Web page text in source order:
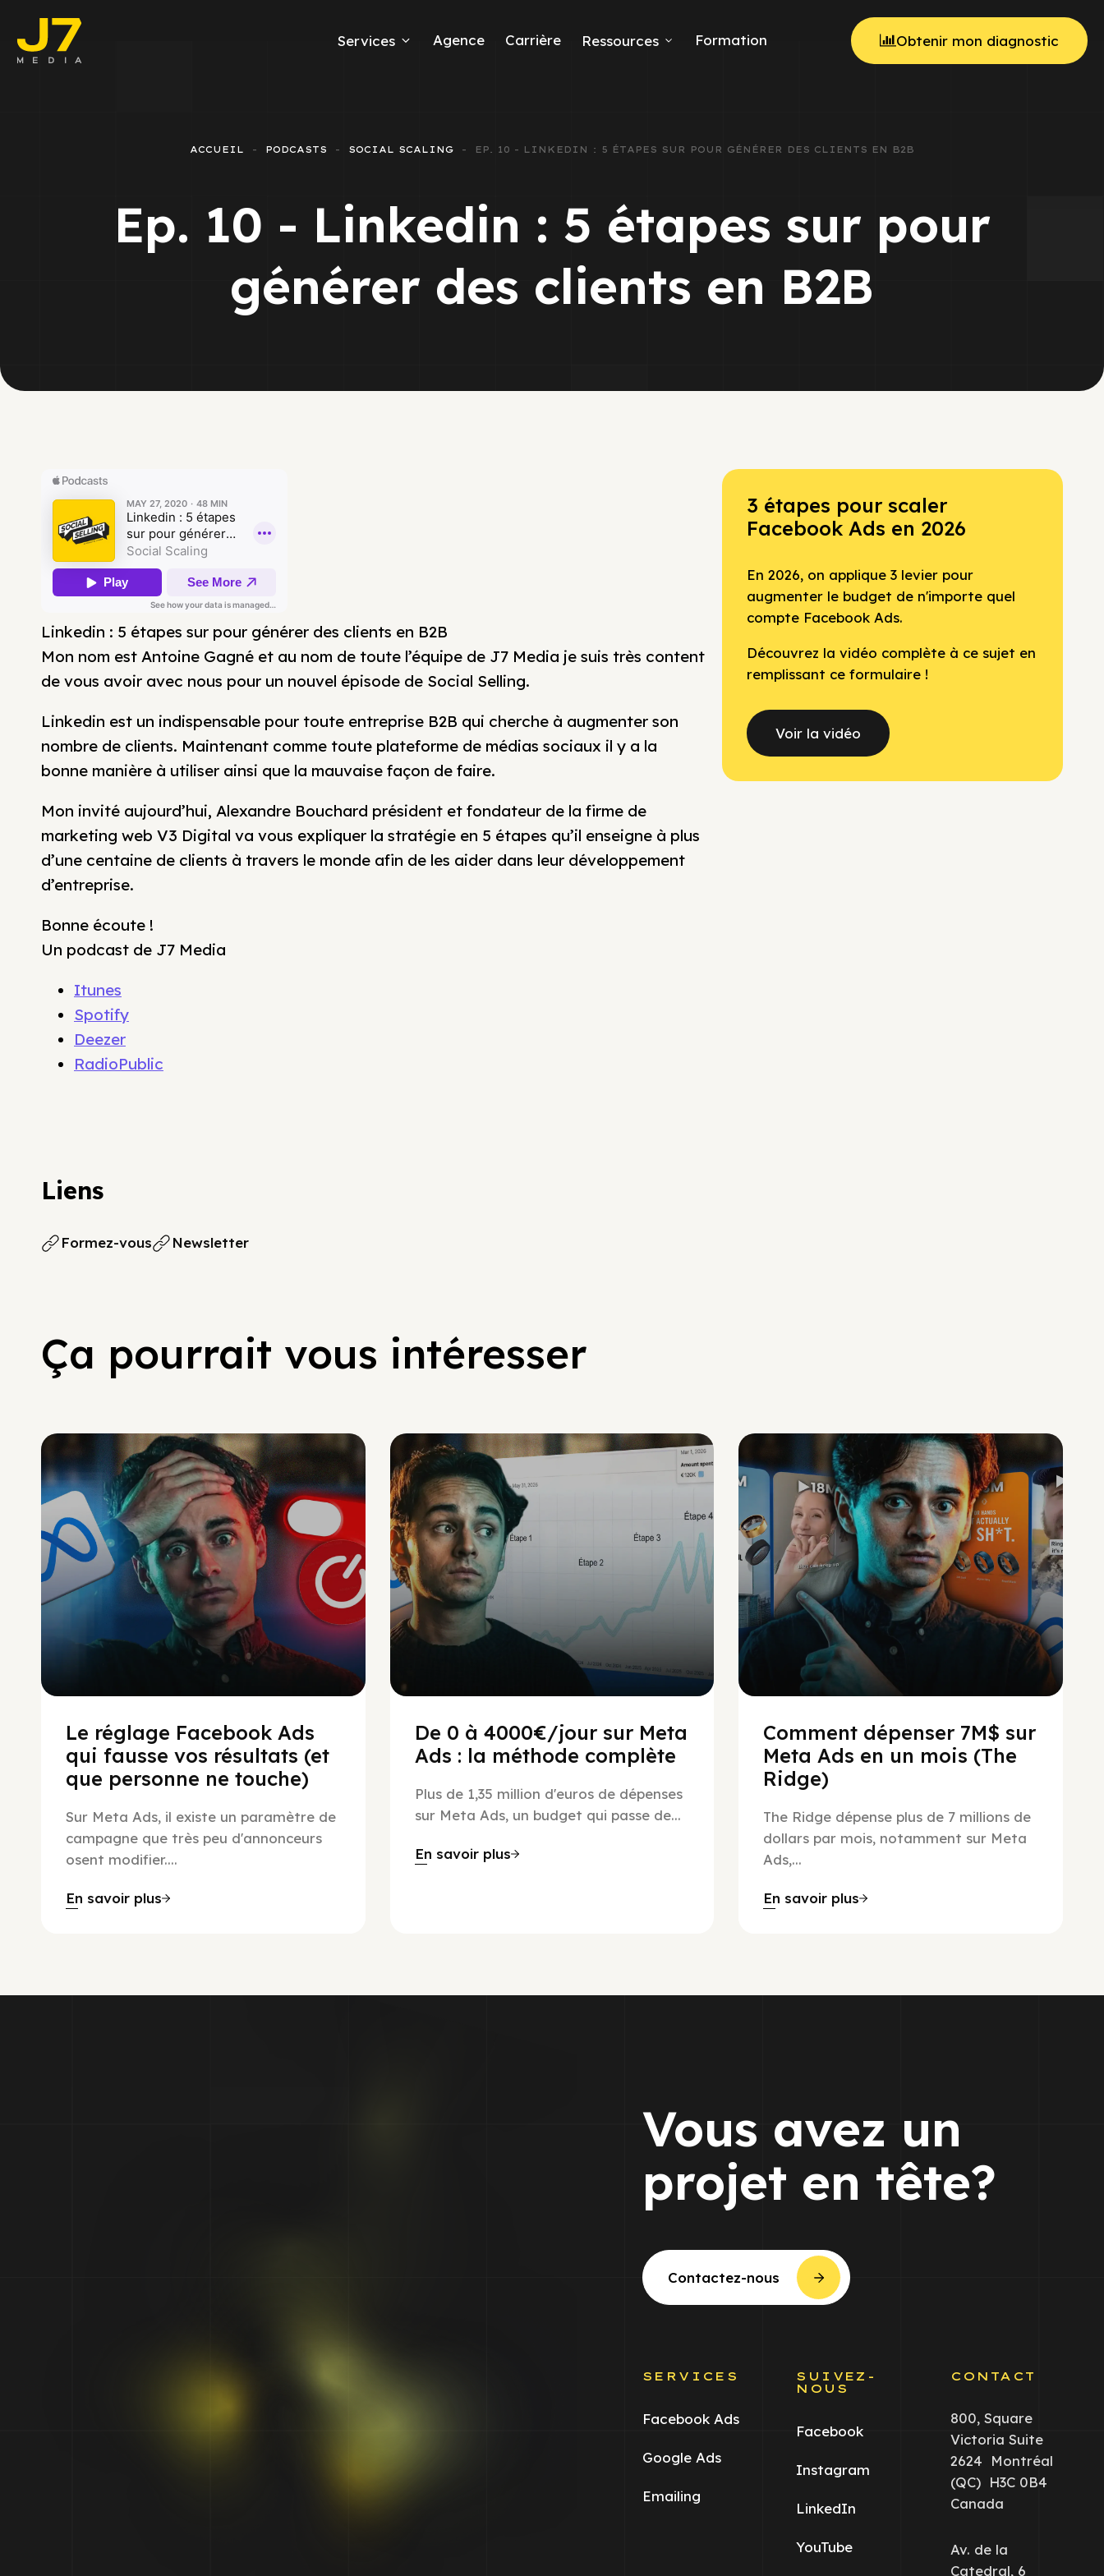
Services
E-commerce
Google Ads
Rapports Meta Ads
Agence Carrière Ressources Formation Obtenir mon diagnostic
ACCUEIL PODCASTS SOCIAL SCALING EP. 10 - LINKEDIN : 5 ÉTAPES SUR POUR GÉNÉRER DES CLIENTS EN B2B
Ep. 10 - Linkedin : 5 étapes sur pour
générer des clients en B2B
Linkedin : 5 étapes sur pour générer des clients en B2B
Mon nom est Antoine Gagné et au nom de toute l’équipe de J7 Media je suis très content
de vous avoir avec nous pour un nouvel épisode de Social Selling.
Linkedin est un indispensable pour toute entreprise B2B qui cherche à augmenter son
nombre de clients. Maintenant comme toute plateforme de médias sociaux il y a la
bonne manière à utiliser ainsi que la mauvaise façon de faire.
Mon invité aujourd’hui, Alexandre Bouchard président et fondateur de la firme de
marketing web V3 Digital va vous expliquer la stratégie en 5 étapes qu’il enseigne à plus
d’une centaine de clients à travers le monde afin de les aider dans leur développement
d’entreprise.
Bonne écoute !
Un podcast de J7 Media
Itunes
Spotify
Deezer
RadioPublic
Liens
Formez-vous Newsletter
3 étapes pour scaler
Facebook Ads en 2026
En 2026, on applique 3 levier pour
augmenter le budget de n'importe quel
compte Facebook Ads.
Découvrez la vidéo complète à ce sujet en
remplissant ce formulaire !
Voir la vidéo
Ça pourrait vous intéresser
Social Scaling
Le réglage Facebook Ads
qui fausse vos résultats (et
que personne ne touche)
Sur Meta Ads, il existe un paramètre de
campagne que très peu d'annonceurs
osent modifier....
En savoir plus
De 0 à 4000€/jour sur Meta
Ads : la méthode complète
Plus de 1,35 million d'euros de dépenses
sur Meta Ads, un budget qui passe de...
En savoir plus
Social Scaling
Comment dépenser 7M$ sur
Meta Ads en un mois (The
Ridge)
The Ridge dépense plus de 7 millions de
dollars par mois, notamment sur Meta
Ads,...
En savoir plus
Vous avez un
projet en tête?
Contactez-nous
SERVICES
Facebook Ads
Google Ads
Emailing
SUIVEZ-
NOUS
Facebook
Instagram
LinkedIn
YouTube
CONTACT
800, Square
Victoria Suite
2624 Montréal
(QC) H3C 0B4
Canada
Av. de la
Catedral, 6